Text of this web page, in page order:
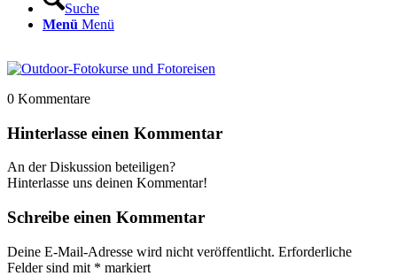
Suche
Menü Menü
0 Kommentare
Hinterlasse einen Kommentar
An der Diskussion beteiligen?
Hinterlasse uns deinen Kommentar!
Schreibe einen Kommentar
Deine E-Mail-Adresse wird nicht veröffentlicht. Erforderliche
Felder sind mit * markiert